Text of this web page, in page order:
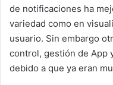
de notificaciones ha
variedad como en
usuario. Sin embargo
control, gestión de App
debido a que ya eran